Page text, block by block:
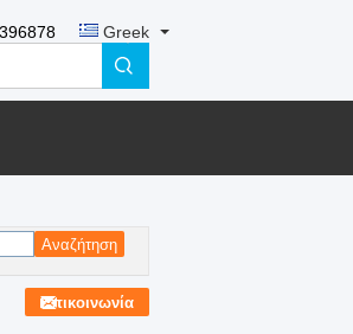
Greek
Επικοινωνία